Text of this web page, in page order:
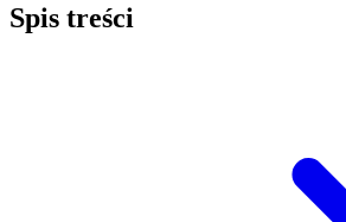
Spis treści